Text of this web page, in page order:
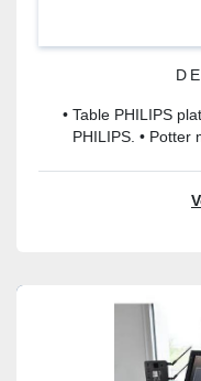
• Table PHILIPS
PHILIPS. • Potter